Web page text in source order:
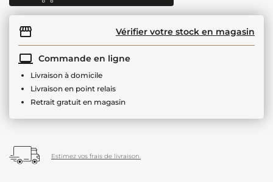
Vérifier votre stock en magasin
Commande en ligne
Livraison à domicile
Livraison en point relais
Retrait gratuit en magasin
Estimez vos frais de livraison.